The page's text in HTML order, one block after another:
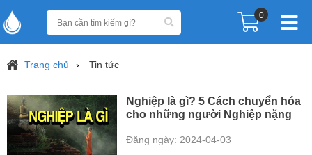
0
Trang chủ Tin tức
Nghiệp là gì? 5 Cách chuyển hóa
cho những người Nghiệp nặng
Đăng ngày: 2024-04-03